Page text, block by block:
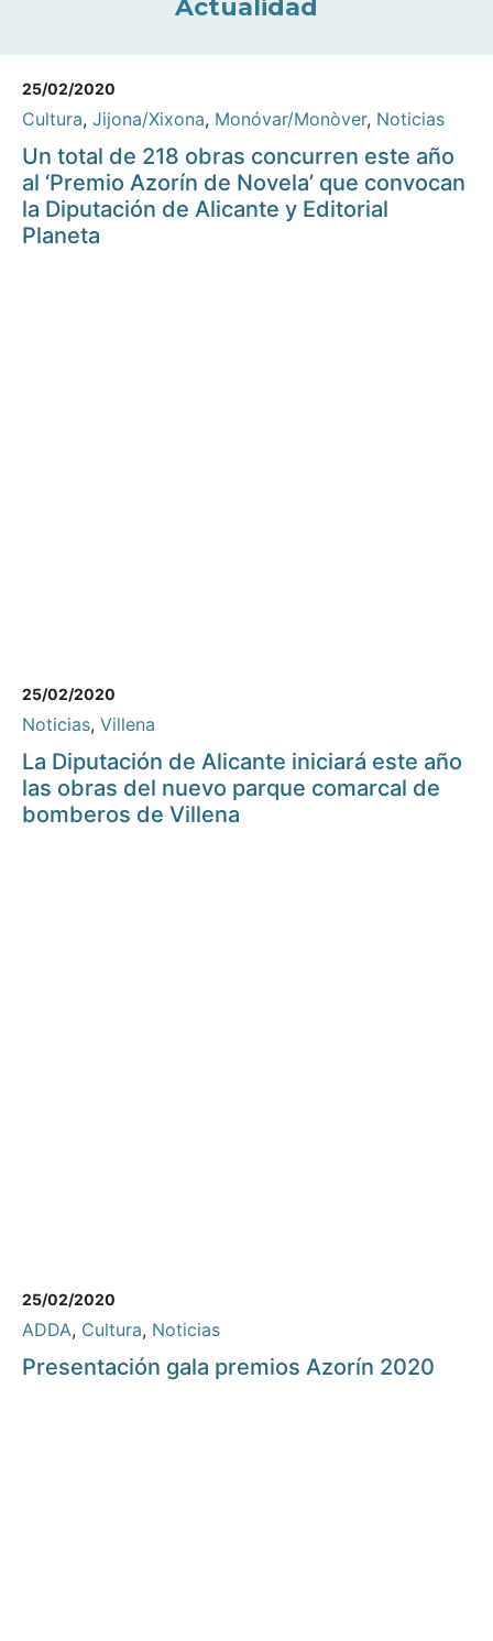
Actualidad
25/02/2020
Cultura, Jijona/Xixona, Monóvar/Monòver, Noticias
Un total de 218 obras concurren este año
al ‘Premio Azorín de Novela’ que convocan
la Diputación de Alicante y Editorial
Planeta
25/02/2020
Noticias, Villena
La Diputación de Alicante iniciará este año
las obras del nuevo parque comarcal de
bomberos de Villena
25/02/2020
ADDA, Cultura, Noticias
Presentación gala premios Azorín 2020